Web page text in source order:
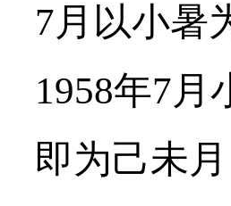
7月以小暑
1958年7月
即为己未